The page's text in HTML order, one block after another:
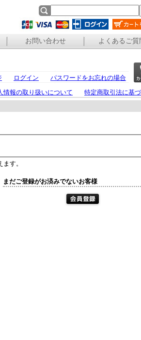
お問い合わせ よくあるご質
ログイン
パスワードをお忘れの場合
情報の取り扱いについて 特定商取引法に基
す。
まだご登録がお済みでないお客様